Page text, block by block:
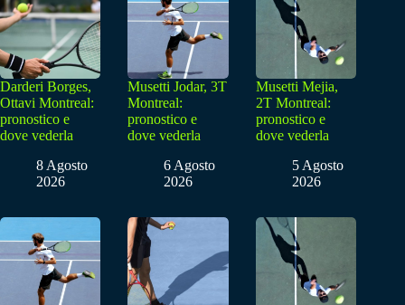
Darderi Borges,
Ottavi Montreal:
pronostico e
dove vederla
8 Agosto
2026
Musetti Jodar, 3T
Montreal:
pronostico e
dove vederla
6 Agosto
2026
Musetti Mejia,
2T Montreal:
pronostico e
dove vederla
5 Agosto
2026